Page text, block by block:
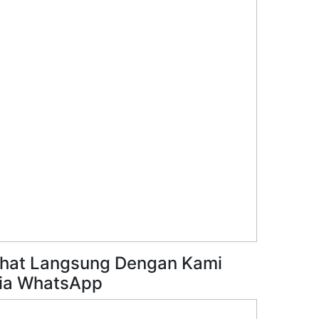
Langsung Dengan Kami
WhatsApp